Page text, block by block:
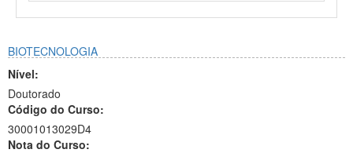
BIOTECNOLOGIA
Nível:
Doutorado
Código do Curso:
30001013029D4
Nota do Curso: